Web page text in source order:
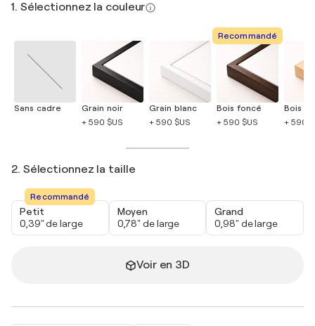
1. Sélectionnez la couleur
Sans cadre
Grain noir
+ 590 $US
Grain blanc
+ 590 $US
Recommandé
Bois foncé
+ 590 $US
Bois
+ 590
2. Sélectionnez la taille
Recommandé
Petit
0,39" de large
Moyen
0,78" de large
Grand
0,98" de large
Voir en 3D